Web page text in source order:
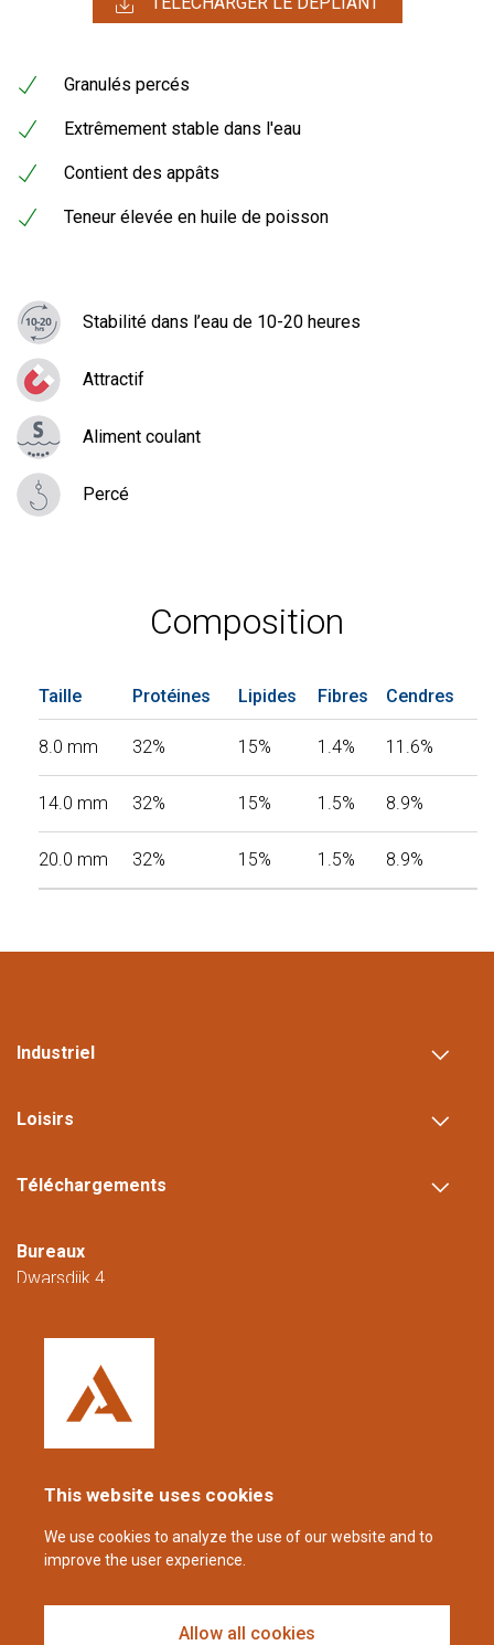
This website uses cookies
We use cookies to analyze the use of our website and to
improve the user experience.
Allow all cookies
Granulés percés
Extrêmement stable dans l'eau
Contient des appâts
Teneur élevée en huile de poisson
Stabilité dans l’eau de 10-20 heures
Attractif
Aliment coulant
Percé
Composition
Taille Protéines Lipides Fibres Cendres
8.0 mm 32% 15% 1.4% 11.6%
14.0 mm 32% 15% 1.5% 8.9%
20.0 mm 32% 15% 1.5% 8.9%
Industriel
Loisirs
Téléchargements
Bureaux
Dwarsdijk 4
+31 (0)88 23 42 200
16h00 (CET/CEST).
coppens@alltech.com
Follow us